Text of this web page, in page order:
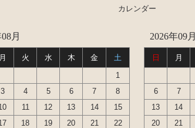
カレンダー
月
月 火 水 木 金
土
1
3 4 5 6 7
8
11 12 13 14
15
18 19 20 21
22
2026年09月
日 月
6
7
13
14
20
21